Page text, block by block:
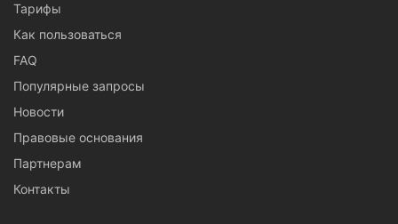
Тарифы
Как пользоваться
FAQ
Популярные запросы
Новости
Правовые основания
Партнерам
Контакты